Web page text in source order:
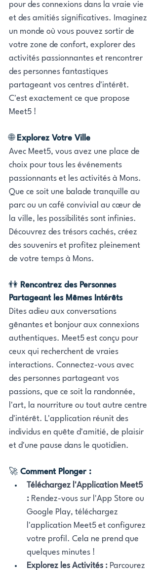
pour des connexions dans la vraie vie
et des amitiés significatives. Imaginez
un monde où vous pouvez sortir de
votre zone de confort, explorer des
activités passionnantes et rencontrer
des personnes fantastiques
partageant vos centres d'intérêt.
C'est exactement ce que propose
Meet5 !
🌐 Explorez Votre Ville
Avec Meet5, vous avez une place de
choix pour tous les événements
passionnants et les activités à Mons.
Que ce soit une balade tranquille au
parc ou un café convivial au cœur de
la ville, les possibilités sont infinies.
Découvrez des trésors cachés, créez
des souvenirs et profitez pleinement
de votre temps à Mons.
👫 Rencontrez des Personnes
Partageant les Mêmes Intérêts
Dites adieu aux conversations
gênantes et bonjour aux connexions
authentiques. Meet5 est conçu pour
ceux qui recherchent de vraies
interactions. Connectez-vous avec
des personnes partageant vos
passions, que ce soit la randonnée,
l'art, la nourriture ou tout autre centre
d'intérêt. L'application réunit des
individus en quête d'amitié, de plaisir
et d'une pause dans le quotidien.
🚀 Comment Plonger :
Téléchargez l'Application Meet5
: Rendez-vous sur l'App Store ou
Google Play, téléchargez
l'application Meet5 et configurez
votre profil. Cela ne prend que
quelques minutes !
Explorez les Activités : Parcourez